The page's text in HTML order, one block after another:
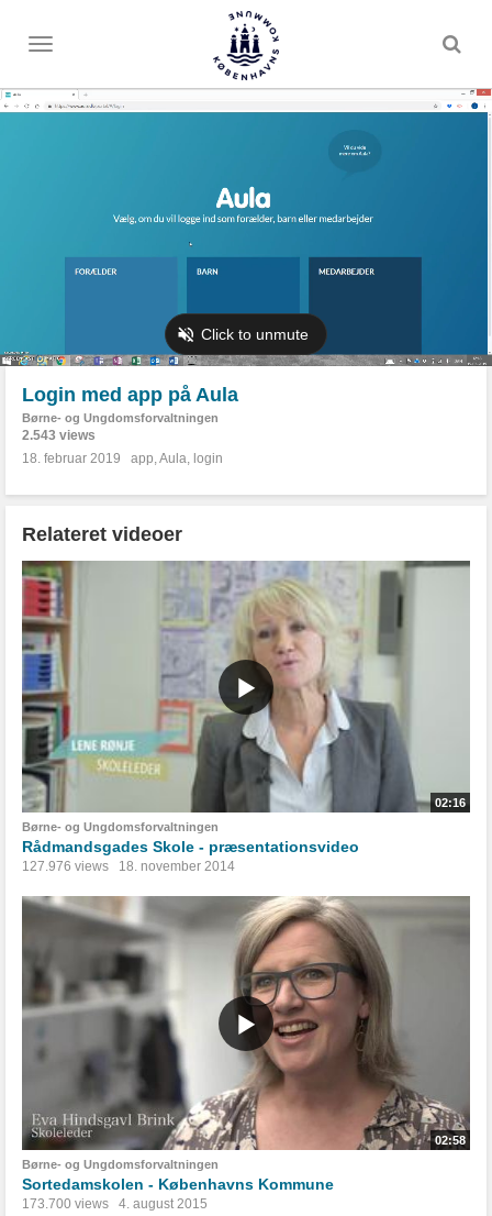
Toggle
Login med app på Aula
Børne- og Ungdomsforvaltningen
2.543 views
18. februar 2019
app,Aula, login
Relateret videoer
02:16
Børne- og Ungdomsforvaltningen
Rådmandsgades Skole - præsentationsvideo
127.976 views 18. november 2014
02:58
Børne- og Ungdomsforvaltningen
Sortedamskolen - Københavns Kommune
173.700 views 4. august 2015